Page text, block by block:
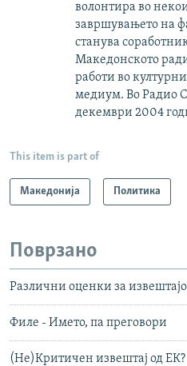
волонтира во
завршувањето на
станува
Македонското
работи во
медиум. Во Радио
декември 2004
This item is part of
Македонија Политика
Поврзано
Различни оценки за
Филе - Името, па преговори
(Не)Критичен извештај од ЕК?